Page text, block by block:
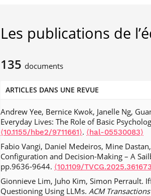
Les publications de
135 documents
ARTICLES DANS UNE REVUE
Andrew Yee, Bernice Kwok, Janelle Ng,
Everyday Lives: The Role of Basic
⟨10.1155/hbe2/9711661⟩. ⟨hal-05530083⟩
Fabio Vangi, Daniel Medeiros, Mine
Configuration and Decision-Making – A
pp.9636-9644. ⟨10.1109/
Gionnieve Lim, Juho Kim, Simon Perrault.
Questioning Using LLMs. ACM